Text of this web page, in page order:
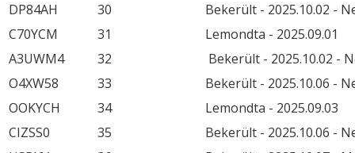
DP84AH
30
Bekerült - 2025.10.02 -
C70YCM
31
Lemondta - 2025.09.01
A3UWM4
32
Bekerült - 2025.10.02 -
O4XW58
33
Bekerült - 2025.10.06 -
OOKYCH
34
Lemondta - 2025.09.03
CIZSS0
35
Bekerült - 2025.10.06 -